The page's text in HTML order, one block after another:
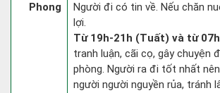
Phong
Người đi có tin về. Nếu chăn
lợi.
Từ 19h-21h (Tuất) và từ
tranh luận, cãi cọ, gây chuyện
phòng. Người ra đi tốt nhất
người người nguyền rủa, tránh